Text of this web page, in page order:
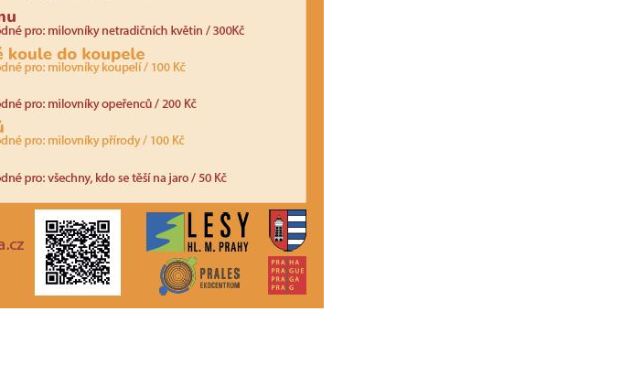
a zdroje
návštěv našich
internetových
stránek. Data
získaná
pomocí
cookies
zpracováváme
souhrnně, bez
použití
identifikátorů,
které ukazují
na konkrétní